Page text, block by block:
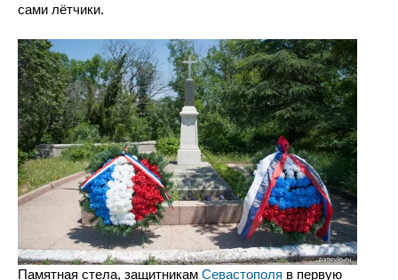
сами лётчики.
Памятная стела, защитникам Севастополя в первую